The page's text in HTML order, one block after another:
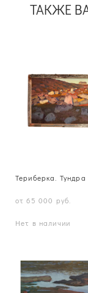
ТАКЖЕ
Териберка. Тундра
от 65 000 pуб.
Нет в наличии